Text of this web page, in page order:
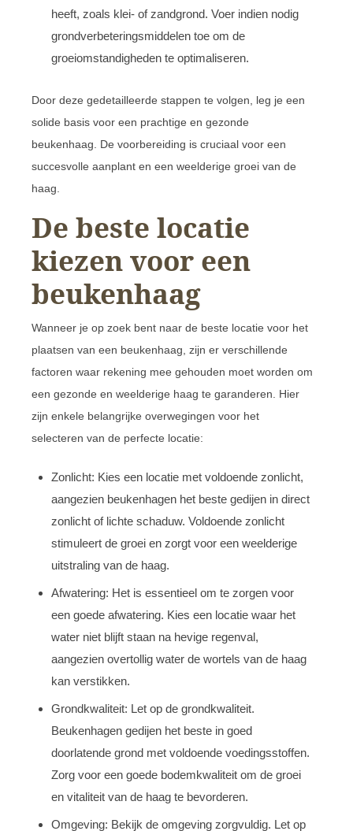
heeft, zoals klei- of zandgrond. Voer indien nodig
grondverbeteringsmiddelen toe om de
groeiomstandigheden te optimaliseren.
Door deze gedetailleerde stappen te volgen, leg je een
solide basis voor een prachtige en gezonde
beukenhaag. De voorbereiding is cruciaal voor een
succesvolle aanplant en een weelderige groei van de
haag.
De beste locatie
kiezen voor een
beukenhaag
Wanneer je op zoek bent naar de beste locatie voor het
plaatsen van een beukenhaag, zijn er verschillende
factoren waar rekening mee gehouden moet worden om
een ​​gezonde en weelderige haag te garanderen. Hier
zijn enkele belangrijke overwegingen voor het
selecteren van de perfecte locatie:
Zonlicht: Kies een locatie met voldoende zonlicht,
aangezien beukenhagen het beste gedijen in direct
zonlicht of lichte schaduw. Voldoende zonlicht
stimuleert de groei en zorgt voor een weelderige
uitstraling van de haag.
Afwatering: Het is essentieel om te zorgen voor
een goede afwatering. Kies een locatie waar het
water niet blijft staan na hevige regenval,
aangezien overtollig water de wortels van de haag
kan verstikken.
Grondkwaliteit: Let op de grondkwaliteit.
Beukenhagen gedijen het beste in goed
doorlatende grond met voldoende voedingsstoffen.
Zorg voor een goede bodemkwaliteit om de groei
en vitaliteit van de haag te bevorderen.
Omgeving: Bekijk de omgeving zorgvuldig. Let op